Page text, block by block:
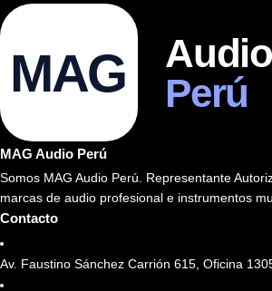
MAG
Audio
Perú
MAG Audio Perú
Somos MAG Audio Perú. Representante
marcas de audio profesional e instrumentos
Contacto
Av. Faustino Sánchez Carrión 615, Oficina